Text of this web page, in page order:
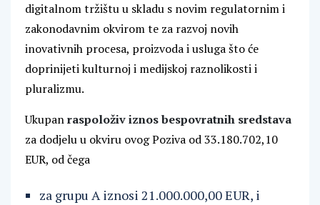
digitalnom tržištu u skladu s novim regulatornim i
zakonodavnim okvirom te za razvoj novih
inovativnih procesa, proizvoda i usluga što će
doprinijeti kulturnoj i medijskoj raznolikosti i
pluralizmu.
Ukupanraspoloživ iznos bespovratnih sredstava
za dodjelu u okviru ovog Poziva od 33.180.702,10
EUR, od čega
za grupu A iznosi 21.000.000,00 EUR, i